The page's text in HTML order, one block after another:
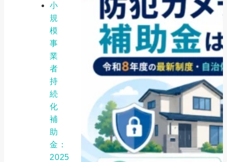
小
規
模
事
業
者
持
続
化
補
助
金：
2025